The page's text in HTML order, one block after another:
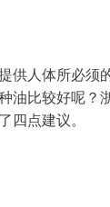
供人体所必须
油比较好呢？
四点建议。